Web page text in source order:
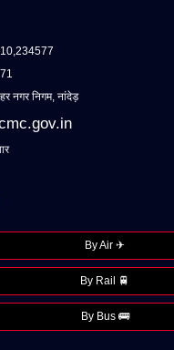
नगर निगम, नांदेड़
By Air ✈
By Rail 🚆
By Bus 🚌